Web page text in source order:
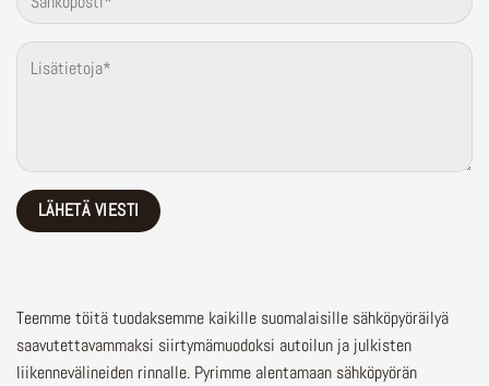
Teemme töitä tuodaksemme kaikille suomalaisille sähköpyöräilyä
saavutettavammaksi siirtymämuodoksi autoilun ja julkisten
liikennevälineiden rinnalle. Pyrimme alentamaan sähköpyörän